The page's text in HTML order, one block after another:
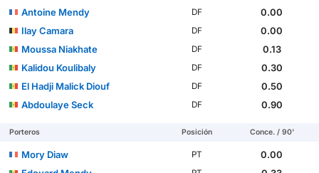
Antoine Mendy
DF
0.00
Ilay Camara
DF
0.00
Moussa Niakhate
DF
0.13
Kalidou Koulibaly
DF
0.30
El Hadji Malick Diouf
DF
0.50
Abdoulaye Seck
DF 0.90
Porteros Posición Conce. / 90'
Mory Diaw PT
0.00